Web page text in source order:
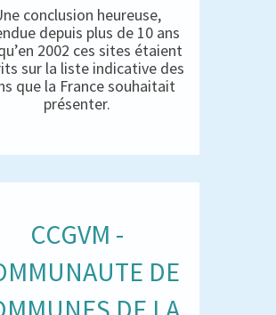
conclusion heureuse,
depuis plus de 10 ans
2002 ces sites étaient
sur la liste indicative des
que la France souhaitait
présenter.
CCGVM -
DE